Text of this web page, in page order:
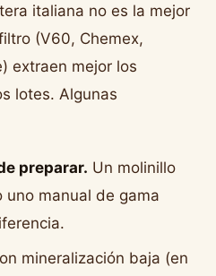
italiana no es la mejor
(V60, Chemex,
extraen mejor los
lotes. Algunas
preparar. Un molinillo
manual de gama
mineralización baja (en